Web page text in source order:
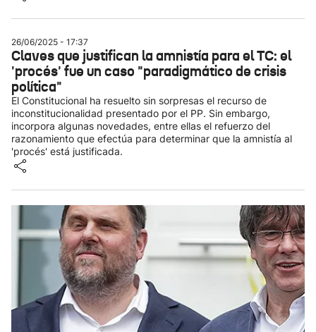
26/06/2025 - 17:37
Claves que justifican la amnistía para el TC: el
'procés' fue un caso "paradigmático de crisis
política"
El Constitucional ha resuelto sin sorpresas el recurso de
inconstitucionalidad presentado por el PP. Sin embargo,
incorpora algunas novedades, entre ellas el refuerzo del
razonamiento que efectúa para determinar que la amnistía al
'procés' está justificada.